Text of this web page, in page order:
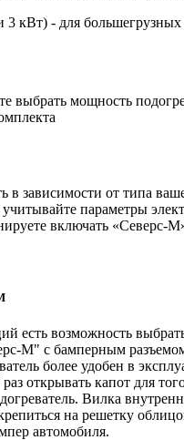
кВт) - для большегрузных
выбрать мощность
в зависимости от типа
параметры
включать «Северс-
есть возможность
М" с бамперным
более удобен в
открывать капот для
Вилка
на решетку
автомобиля.